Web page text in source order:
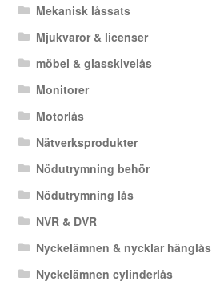
Mekanisk låssats
Mjukvaror & licenser
möbel & glasskivelås
Monitorer
Motorlås
Nätverksprodukter
Nödutrymning behör
Nödutrymning lås
NVR & DVR
Nyckelämnen & nycklar hänglås
Nyckelämnen cylinderlås